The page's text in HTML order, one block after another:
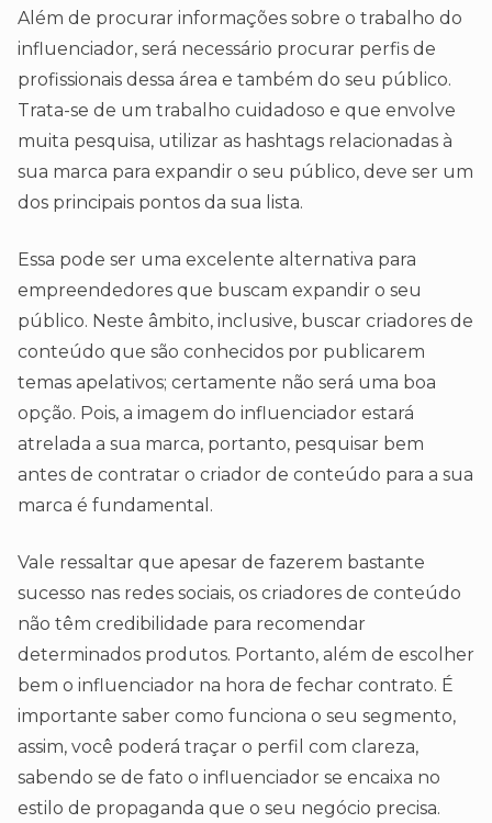
Além de procurar informações sobre o trabalho do
influenciador, será necessário procurar perfis de
profissionais dessa área e também do seu público.
Trata-se de um trabalho cuidadoso e que envolve
muita pesquisa, utilizar as hashtags relacionadas à
sua marca para expandir o seu público, deve ser um
dos principais pontos da sua lista.
Essa pode ser uma excelente alternativa para
empreendedores que buscam expandir o seu
público. Neste âmbito, inclusive, buscar criadores de
conteúdo que são conhecidos por publicarem
temas apelativos; certamente não será uma boa
opção. Pois, a imagem do influenciador estará
atrelada a sua marca, portanto, pesquisar bem
antes de contratar o criador de conteúdo para a sua
marca é fundamental.
Vale ressaltar que apesar de fazerem bastante
sucesso nas redes sociais, os criadores de conteúdo
não têm credibilidade para recomendar
determinados produtos. Portanto, além de escolher
bem o influenciador na hora de fechar contrato. É
importante saber como funciona o seu segmento,
assim, você poderá traçar o perfil com clareza,
sabendo se de fato o influenciador se encaixa no
estilo de propaganda que o seu negócio precisa.